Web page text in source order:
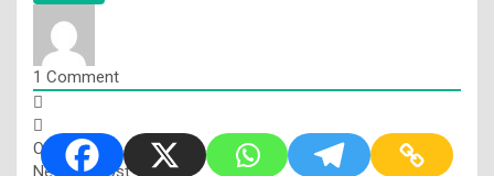
1 Comment
Oldest
Newest Most Voted